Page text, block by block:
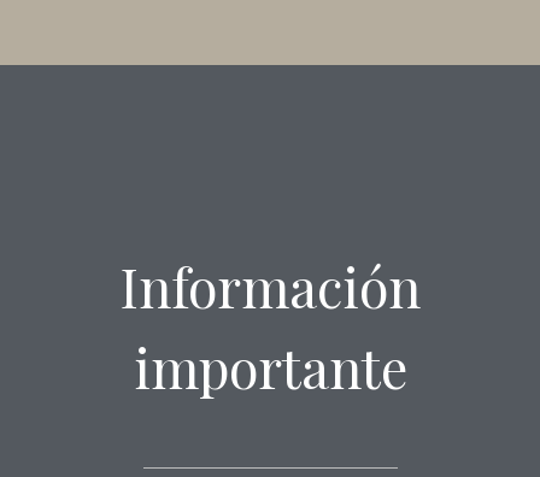
Información
importante